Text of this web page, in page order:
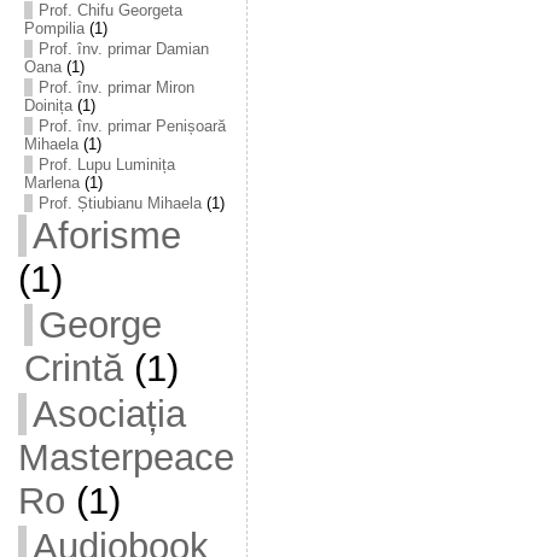
Prof. Chifu Georgeta
Pompilia(1)
Prof. înv. primar Damian
Oana(1)
Prof. înv. primar Miron
Doinița(1)
Prof. înv. primar Penișoară
Mihaela(1)
Prof. Lupu Luminița
Marlena(1)
Prof. Știubianu Mihaela(1)
Aforisme
(1)
George
Crintă(1)
Asociația
Masterpeace
Ro (1)
Audiobook